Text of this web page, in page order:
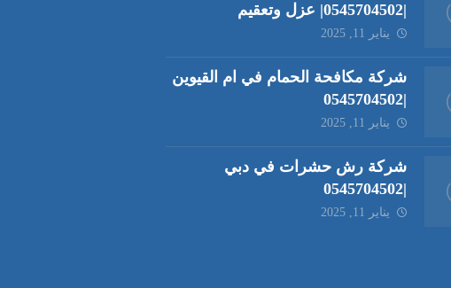
|0545704502| عزل وتعقيم
يناير 11, 2025
شركة مكافحة الحمام في ام القيوين
|0545704502
يناير 11, 2025
شركة رش حشرات في دبي
|0545704502
يناير 11, 2025